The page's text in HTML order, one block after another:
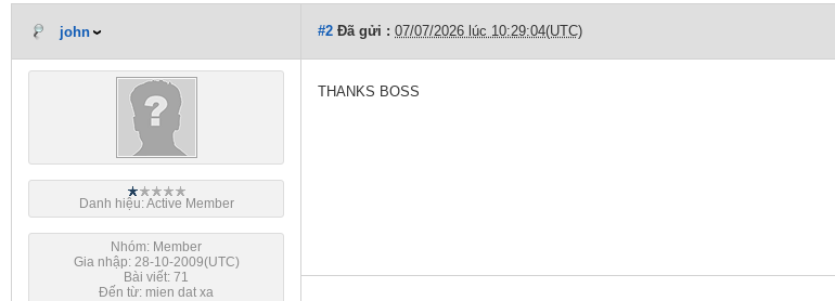
john #2 Đã gửi : 07/07/2026 lúc 10:29:04(UTC)
Danh hiệu: Active Member
Nhóm: Member
Gia nhập: 28-10-2009(UTC)
Bài viết: 71
Đến từ: mien dat xa
THANKS BOSS